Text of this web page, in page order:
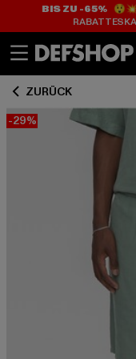
BIS ZU -65%😲💥
ZURÜCK
-29%